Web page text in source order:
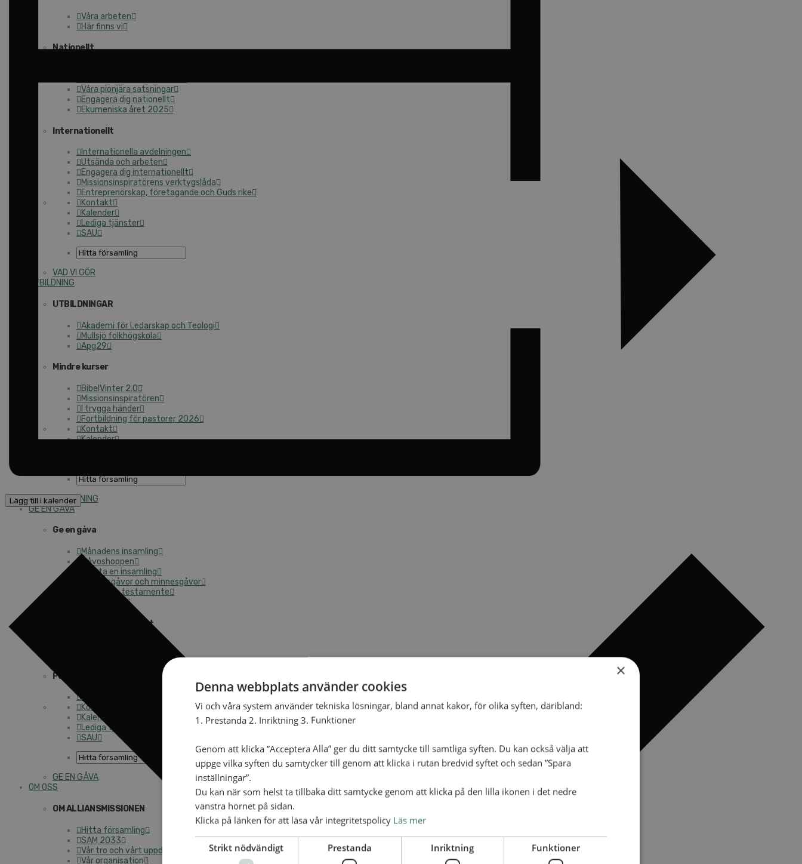
Våra arbeten
Här finns vi
Nationellt
Våra pionjära satsningar
Engagera dig nationellt
Ekumeniska året 2025
Internationellt
Internationella avdelningen
Utsända och arbeten
Engagera dig internationellt
Missionsinspiratörens verktygslåda
Entreprenörskap, företagande och Guds rike
Kontakt
Kalender
Lediga tjänster
SAU
VAD VI GÖR
UTBILDNING
UTBILDNINGAR
Akademi för Ledarskap och Teologi
Mullsjö folkhögskola
Apg29
Mindre kurser
BibelVinter 2.0
Missionsinspiratören
I trygga händer
Fortbildning för pastorer 2026
Kontakt
Kalender
UTBILDNING
GE EN GÅVA
Ge en gåva
Månadens insamling
Gåvoshoppen
Starta en insamling
Högtidsgåvor och minnesgåvor
Att skriva testamente
Stöd arbetet långsiktigt
Församlingarnas insamlingsarbete
Ge för livet – församlingens insamling
Kontakt
Kalender
Lediga tjänster
SAU
GE EN GÅVA
OM OSS
OM ALLIANSMISSIONEN
Hitta församling
SAM 2033
Vår tro och vårt uppdrag
Vår organisation
Lägg till i kalender
×
Denna webbplats använder cookies
Vi och våra system använder tekniska lösningar, bland annat kakor, för olika syften, däribland:
1. Prestanda 2. Inriktning 3. Funktioner
Genom att klicka ”Acceptera Alla” ger du ditt samtycke till samtliga syften. Du kan också välja att
uppge vilka syften du samtycker till genom att klicka i rutan bredvid syftet och sedan ”Spara
inställningar”.
Du kan när som helst ta tillbaka ditt samtycke genom att klicka på den lilla ikonen i det nedre
vänstra hörnet på sidan.
Klicka på länken för att läsa vår integritetspolicy Läs mer
Strikt nödvändigt Prestanda Inriktning Funktioner